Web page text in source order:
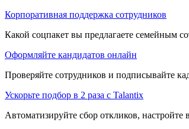
Корпоративная поддержка сотрудников
Какой соцпакет вы предлагаете семейным
Оформляйте кандидатов онлайн
Проверяйте сотрудников и подписывайте
Ускорьте подбор в 2 раза с Talantix
Автоматизируйте сбор откликов, настройте